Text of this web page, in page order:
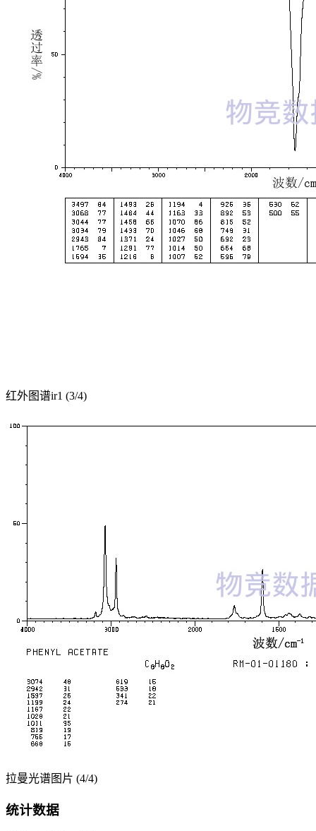
红外图谱ir1 (3/4)
拉曼光谱图片 (4/4)
统计数据